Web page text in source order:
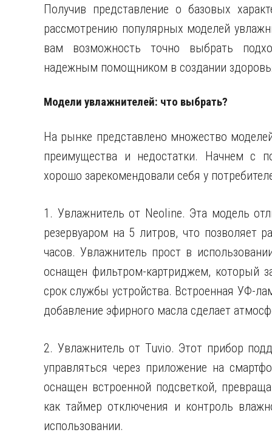
Получив представление о базовых
рассмотрению популярных моделей
вам возможность точно выбрать
надежным помощником в создании
Модели увлажнителей: что выбрать?
На рынке представлено множество
преимущества и недостатки. Начнем с
хорошо зарекомендовали себя у
1. Увлажнитель от Neoline. Эта модель
резервуаром на 5 литров, что позволяет
часов. Увлажнитель прост в
оснащен фильтром-картриджем, который
срок службы устройства. Встроенная УФ-
добавление эфирного масла сделает
2. Увлажнитель от Tuvio. Этот прибор
управляться через приложение на
оснащен встроенной подсветкой,
как таймер отключения и контроль
использовании.